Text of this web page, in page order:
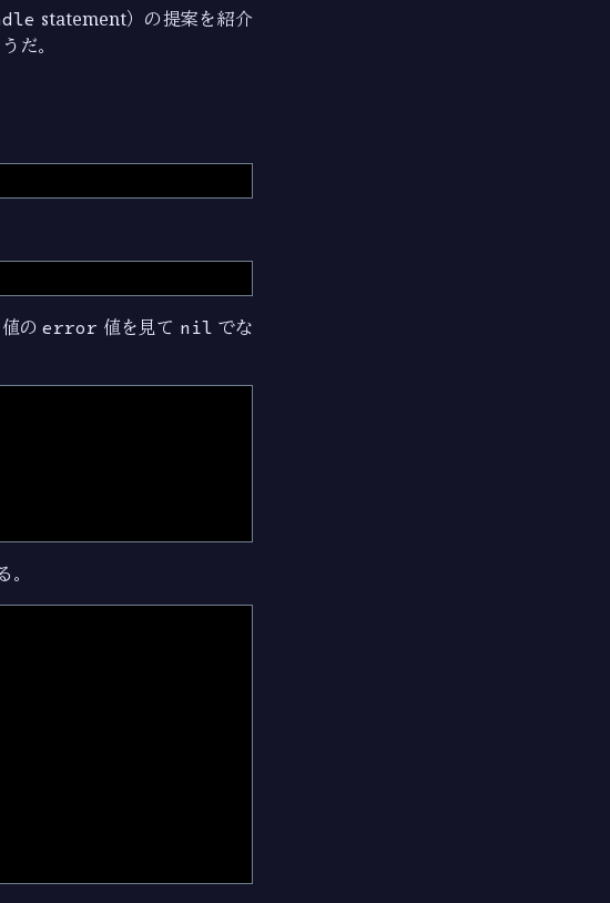
statement）の提案を紹介
だ。
値のerror 値を見て nil でな